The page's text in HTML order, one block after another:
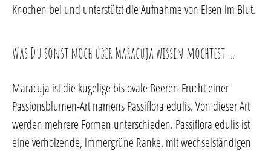
Knochen bei und unterstützt die Aufnahme von Eisen im Blut.
Was Du sonst noch über Maracuja wissen möchtest …
Maracuja ist die kugelige bis ovale Beeren-Frucht einer
Passionsblumen-Art namens Passiflora edulis. Von dieser Art
werden mehrere Formen unterschieden. Passiflora edulis ist
eine verholzende, immergrüne Ranke, mit wechselständigen